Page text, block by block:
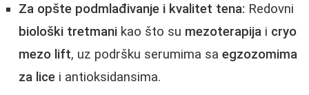
Za opšte podmlađivanje i kvalitet tena: Redovni
biološki tretmani kao što su mezoterapija i cryo
mezo lift, uz podršku serumima sa egzozomima
za lice i antioksidansima.